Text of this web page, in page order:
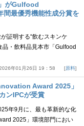
がGulfood
最優秀機能性成分賞を
証明する“飲むスキンケ
品・飲料品見本市「Gulfood
年01月26日 19：58 原料
Award 2025」
ンIPCが受賞
年9月に、最も革新的な化
2025」環境部門におい